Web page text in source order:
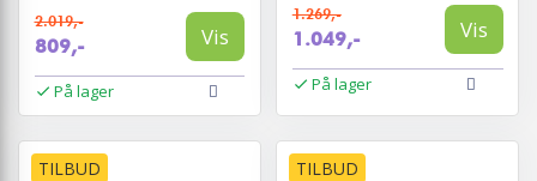
2.019,-
809,- Vis
På lager
1.269,-
1.049,- Vis
På lager
TILBUD TILBUD